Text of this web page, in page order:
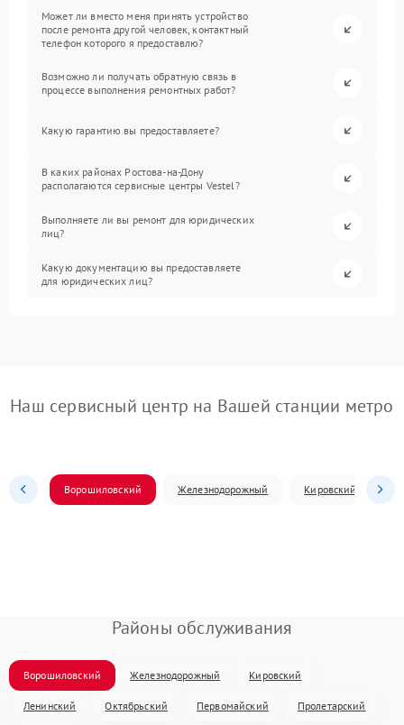
Может ли вместо меня принять устройство
после ремонта другой человек, контактный
телефон которого я предоставлю?
Возможно ли получать обратную связь в
процессе выполнения ремонтных работ?
Какую гарантию вы предоставляете?
В каких районах Ростова-на-Дону
располагаются сервисные центры Vestel?
Выполняете ли вы ремонт для юридических
лиц?
Какую документацию вы предоставляете
для юридических лиц?
Наш сервисный центр на Вашей станции метро
Ворошиловский Железнодорожный Кировский
Районы обслуживания
Ворошиловский Железнодорожный Кировский
Ленинский Октябрьский Первомайский Пролетарский